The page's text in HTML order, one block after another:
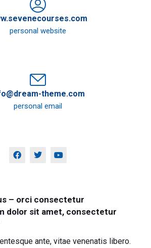
– orci consectetur
dolor sit amet, consectetur
ante, vitae venenatis libero.
personal website
theme.com
personal email